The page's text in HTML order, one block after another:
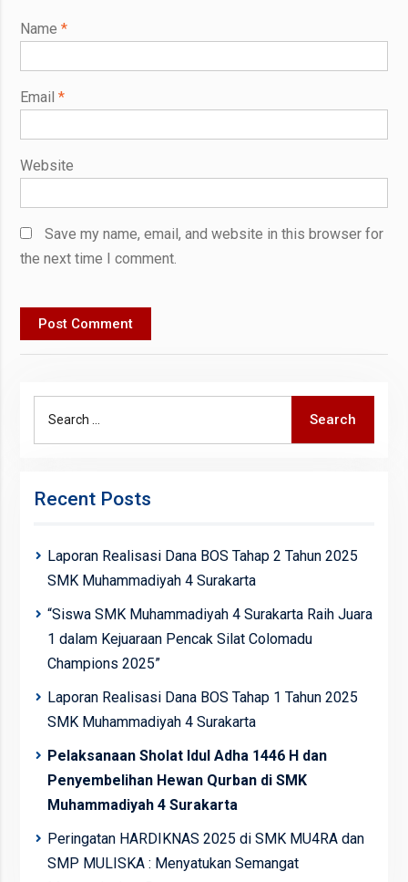
Name *
Email *
Website
Save my name, email, and website in this browser for
the next time I comment.
Search
Recent Posts
Laporan Realisasi Dana BOS Tahap 2 Tahun 2025
SMK Muhammadiyah 4 Surakarta
“Siswa SMK Muhammadiyah 4 Surakarta Raih Juara
1 dalam Kejuaraan Pencak Silat Colomadu
Champions 2025”
Laporan Realisasi Dana BOS Tahap 1 Tahun 2025
SMK Muhammadiyah 4 Surakarta
Pelaksanaan Sholat Idul Adha 1446 H dan
Penyembelihan Hewan Qurban di SMK
Muhammadiyah 4 Surakarta
Peringatan HARDIKNAS 2025 di SMK MU4RA dan
SMP MULISKA : Menyatukan Semangat